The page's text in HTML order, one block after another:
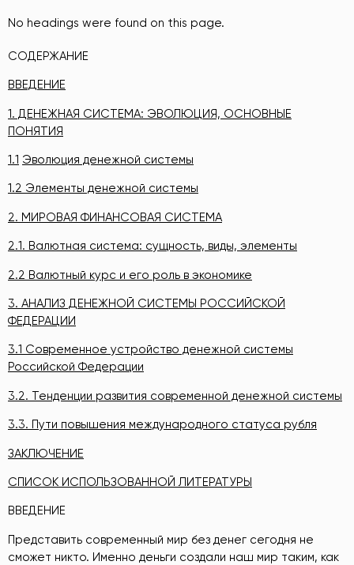
No headings were found on this page.
СОДЕРЖАНИЕ
ВВЕДЕНИЕ
1. ДЕНЕЖНАЯ СИСТЕМА: ЭВОЛЮЦИЯ, ОСНОВНЫЕ
ПОНЯТИЯ
1.1 Эволюция денежной системы
1.2 Элементы денежной системы
2. МИРОВАЯ ФИНАНСОВАЯ СИСТЕМА
2.1. Валютная система: сущность, виды, элементы
2.2 Валютный курс и его роль в экономике
3. АНАЛИЗ ДЕНЕЖНОЙ СИСТЕМЫ РОССИЙСКОЙ
ФЕДЕРАЦИИ
3.1 Современное устройство денежной системы
Российской Федерации
3.2. Тенденции развития современной денежной системы
3.3. Пути повышения международного статуса рубля
ЗАКЛЮЧЕНИЕ
СПИСОК ИСПОЛЬЗОВАННОЙ ЛИТЕРАТУРЫ
ВВЕДЕНИЕ
Представить современный мир без денег сегодня не
сможет никто. Именно деньги создали наш мир таким, как